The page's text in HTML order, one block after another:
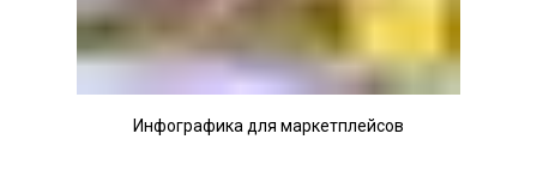
Инфографика для маркетплейсов